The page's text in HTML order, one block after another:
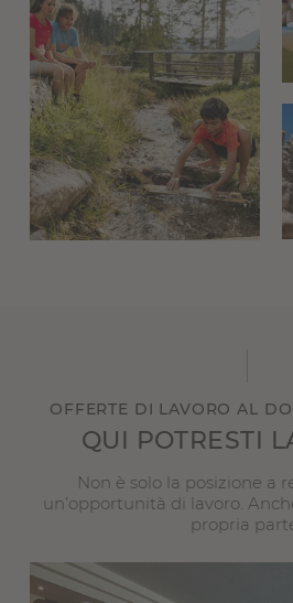
OFFERTE DI LAVORO AL
QUI POTRESTI
Non è solo la posizione a
un’opportunità di lavoro.
propria